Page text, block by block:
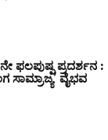
ಫಲಪುಷ್ಪ ಪ್ರದರ್ಶನ :
ಸಾಮ್ರಾಜ್ಯ’ ವೈಭವ